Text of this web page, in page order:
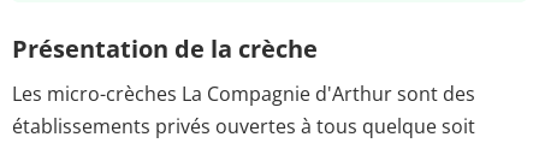
Présentation de la crèche
Les micro-crèches La Compagnie d'Arthur sont des
établissements privés ouvertes à tous quelque soit